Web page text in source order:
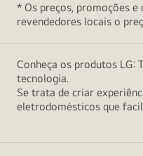
* Os preços, promoções
revendedores locais o
Conheça os produtos LG:
tecnologia.
Se trata de criar
eletrodomésticos que